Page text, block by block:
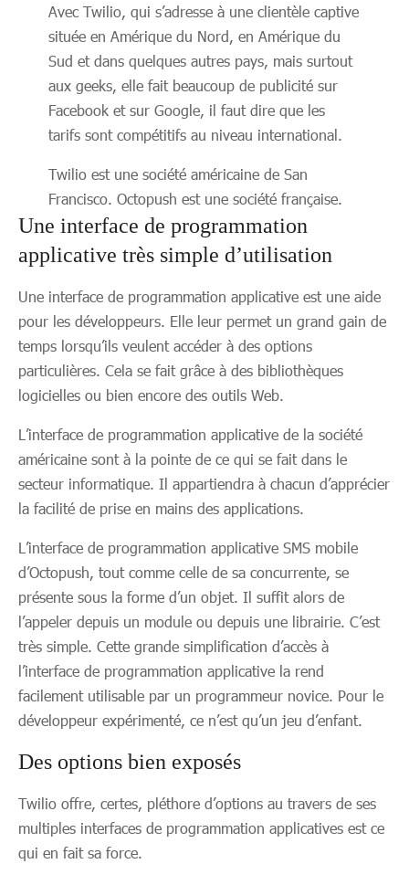
Avec Twilio, qui s’adresse à une clientèle captive
située en Amérique du Nord, en Amérique du
Sud et dans quelques autres pays, mais surtout
aux geeks, elle fait beaucoup de publicité sur
Facebook et sur Google, il faut dire que les
tarifs sont compétitifs au niveau international.
Twilio est une société américaine de San
Francisco. Octopush est une société française.
Une interface de programmation
applicative très simple d’utilisation
Une interface de programmation applicative est une aide
pour les développeurs. Elle leur permet un grand gain de
temps lorsqu’ils veulent accéder à des options
particulières. Cela se fait grâce à des bibliothèques
logicielles ou bien encore des outils Web.
L’interface de programmation applicative de la société
américaine sont à la pointe de ce qui se fait dans le
secteur informatique. Il appartiendra à chacun d’apprécier
la facilité de prise en mains des applications.
L’interface de programmation applicative SMS mobile
d’Octopush, tout comme celle de sa concurrente, se
présente sous la forme d’un objet. Il suffit alors de
l’appeler depuis un module ou depuis une librairie. C’est
très simple. Cette grande simplification d’accès à
l’interface de programmation applicative la rend
facilement utilisable par un programmeur novice. Pour le
développeur expérimenté, ce n’est qu’un jeu d’enfant.
Des options bien exposés
Twilio offre, certes, pléthore d’options au travers de ses
multiples interfaces de programmation applicatives est ce
qui en fait sa force.